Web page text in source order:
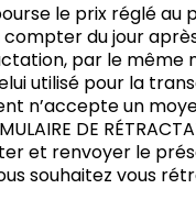
le prix réglé au
compter du jour
par le même
utilisé pour la
n’accepte un
DE
et renvoyer le
souhaitez vous